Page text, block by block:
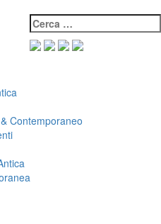
Cerca:
Contemporaneo